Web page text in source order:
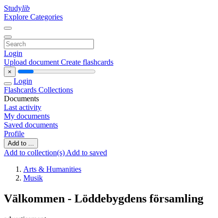
Studylib
Explore Categories
Login
Upload document Create flashcards
×
Login
Flashcards Collections
Documents
Last activity
My documents
Saved documents
Profile
Add to ...
Add to collection(s) Add to saved
Arts & Humanities
Musik
Välkommen - Löddebygdens församling